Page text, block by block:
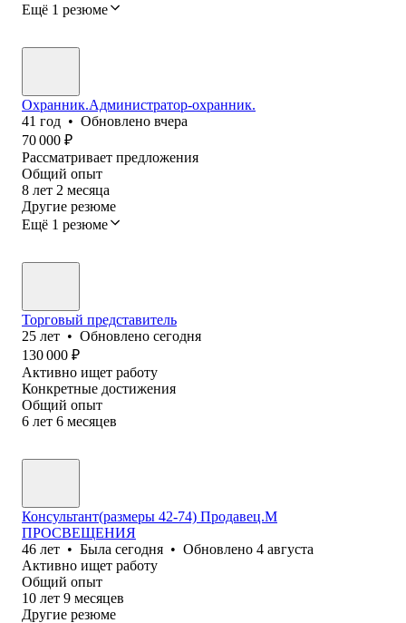
Ещё 1 резюме
Охранник.Администратор-охранник.
41 год • Обновлено вчера
70 000 ₽
Рассматривает предложения
Общий опыт
8 лет 2 месяца
Другие резюме
Ещё 1 резюме
Торговый представитель
25 лет • Обновлено сегодня
130 000 ₽
Активно ищет работу
Конкретные достижения
Общий опыт
6 лет 6 месяцев
Консультант(размеры 42-74) Продавец.М
ПРОСВЕЩЕНИЯ
46 лет • Была сегодня • Обновлено 4 августа
Активно ищет работу
Общий опыт
10 лет 9 месяцев
Другие резюме